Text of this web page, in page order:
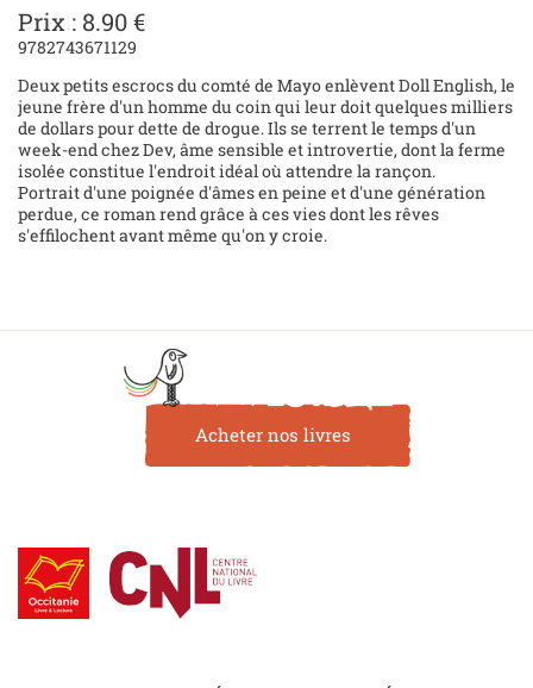
Prix : 8.90 €
9782743671129
Deux petits escrocs du comté de Mayo enlèvent Doll English, le
jeune frère d'un homme du coin qui leur doit quelques milliers
de dollars pour dette de drogue. Ils se terrent le temps d'un
week-end chez Dev, âme sensible et introvertie, dont la ferme
isolée constitue l'endroit idéal où attendre la rançon.
Portrait d'une poignée d'âmes en peine et d'une génération
perdue, ce roman rend grâce à ces vies dont les rêves
s'effilochent avant même qu'on y croie.
Acheter nos livres